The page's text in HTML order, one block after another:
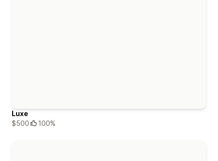
Luxe
$500
100%